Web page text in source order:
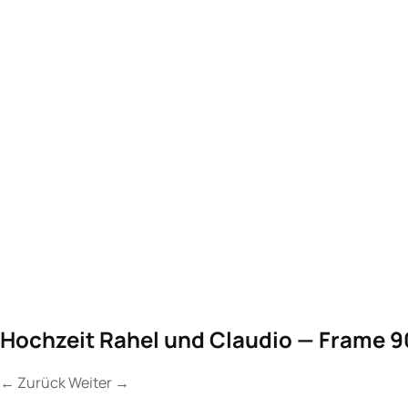
Hochzeit Rahel und Claudio — Frame
← ZurückWeiter →